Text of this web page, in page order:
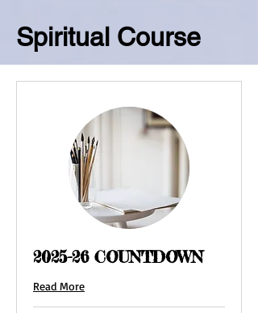
Spiritual Course
2025-26 COUNTDOWN
Read More